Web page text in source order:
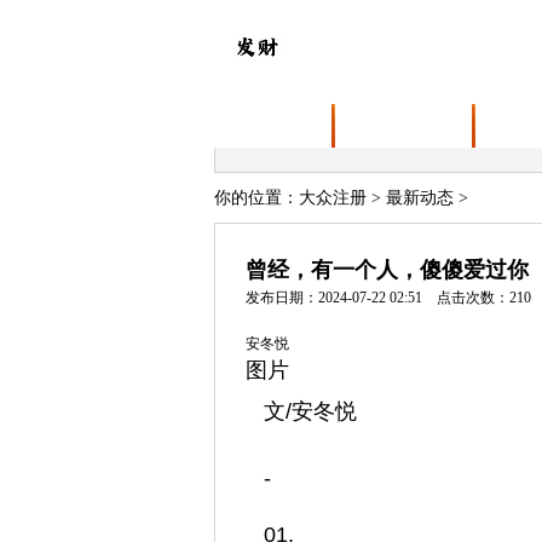
你的位置： 大众注册 > 最新动态 >
曾经，有一个人，傻傻爱过你
发布日期：2024-07-22 02:51 点击次数：210
安冬悦
图片
文/安冬悦
-
01.